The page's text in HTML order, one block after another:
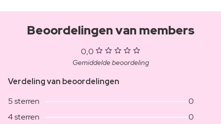
Beoordelingen van members
0,0
Gemiddelde beoordeling
Verdeling van beoordelingen
5 sterren
0
4 sterren
0